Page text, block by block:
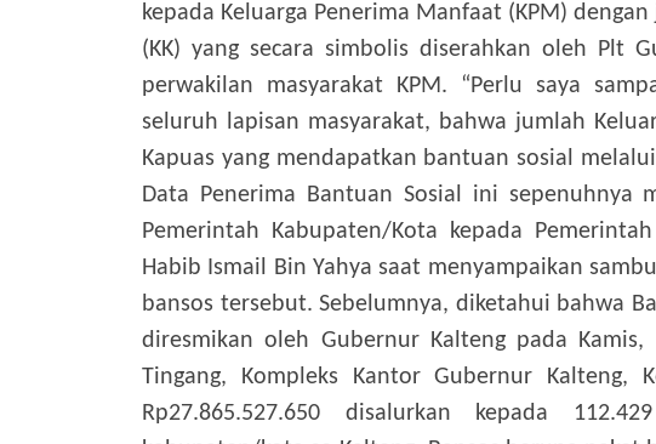
kepada Keluarga Penerima Manfaat (KPM)
(KK) yang secara simbolis diserahkan oleh Plt
perwakilan masyarakat KPM. “Perlu saya
seluruh lapisan masyarakat, bahwa jumlah
Kapuas yang mendapatkan bantuan sosial
Data Penerima Bantuan Sosial ini sepenuhnya
Pemerintah Kabupaten/Kota kepada
Habib Ismail Bin Yahya saat menyampaikan
bansos tersebut.Sebelumnya, diketahui bahwa
diresmikan oleh Gubernur Kalteng pada
Tingang, Kompleks Kantor Gubernur Kalteng,
Rp27.865.527.650 disalurkan kepada